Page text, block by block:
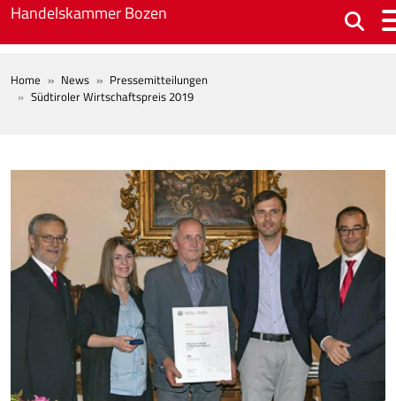
Skip to main content
Handelskammer Bozen
BREADCRUMB
Home News
Pressemitteilungen
Südtiroler Wirtschaftspreis 2019